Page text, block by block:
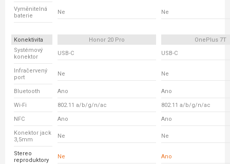
Vyměnitelná
baterie
Ne Ne
Konektivita Honor 20 Pro
OnePlus 7T
Systémový
konektor
USB-C USB-C
Infračervený
port
Ne Ne
Bluetooth Ano Ano
Wi-Fi 802.11 a/b/g/n/ac 802.11 a/b/g/n/ac
NFC Ano Ano
Konektor jack
3,5mm
Ne Ne
Stereo
reproduktory
Ne Ano